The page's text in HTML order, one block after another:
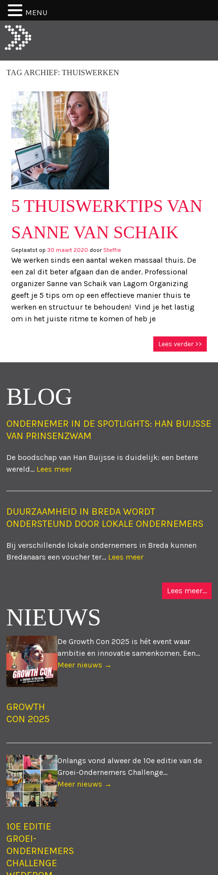
TAG ARCHIEF: THUISWERKEN
5 THUISWERKTIPS VAN
SANNE VAN SCHAIK
Geplaatst op 30 maart 2020 door Steffie
We werken sinds een aantal weken massaal thuis. De
een zal dit beter afgaan dan de ander. Professional
organizer Sanne van Schaik van Lagom Organizing
geeft je 5 tips om op een effectieve manier thuis te
werken en structuur te behouden! Vind je het lastig
om in het juiste ritme te komen of heb je
Lees verder >>
BLOG
ONDERNEMER IN DE SPOTLIGHTS: HAN BUIJSSE
VAN PRINSENZWAM
De boodschap van Han Buijsse is duidelijk: een betere
wereld... Lees meer
DUURZAAMHEID IN BREDA WORDT
ONDERSTEUND DOOR LOKALE ONDERNEMERS
Bij verschillende lokale ondernemers in Breda kunnen
Bredanaars een voucher ter... Lees meer
Lees meer...
NIEUWS
GROWTH
CON 2025
De Growth Con 2025 is hét event waar
ambitie en innovatie samenkomen. Een...
Meer nieuws →
10E EDITIE
GROEI-
ONDERNEMERS
CHALLENGE
Onlangs vond alweer de 10e editie van de
Groei-Ondernemers Challenge...
Meer nieuws →
MENU